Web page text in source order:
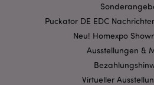
Puckator DE EDC
Neu! Homexpo
Ausstellungen &
Virtueller
Ausrichten
Streng-notwendige-Cookies
Kernfunktionen der Website wie
Benutzeranmeldung und die
Ohne unbedingt notwendige
Website nicht richtig genutzt